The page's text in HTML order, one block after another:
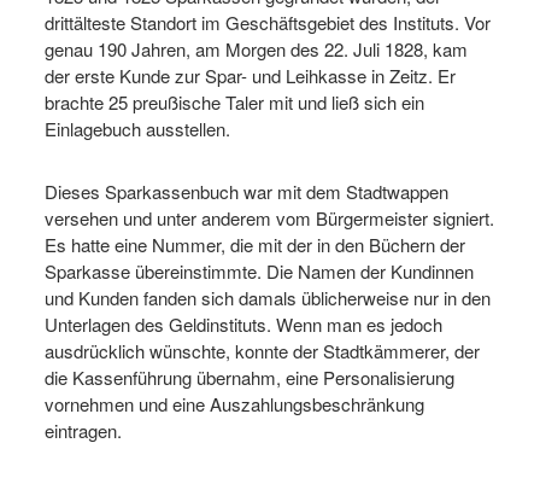
drittälteste Standort im Geschäftsgebiet des Instituts. Vor
genau 190 Jahren, am Morgen des 22. Juli 1828, kam
der erste Kunde zur Spar- und Leihkasse in Zeitz. Er
brachte 25 preußische Taler mit und ließ sich ein
Einlagebuch ausstellen.
Dieses Sparkassenbuch war mit dem Stadtwappen
versehen und unter anderem vom Bürgermeister signiert.
Es hatte eine Nummer, die mit der in den Büchern der
Sparkasse übereinstimmte. Die Namen der Kundinnen
und Kunden fanden sich damals üblicherweise nur in den
Unterlagen des Geldinstituts. Wenn man es jedoch
ausdrücklich wünschte, konnte der Stadtkämmerer, der
die Kassenführung übernahm, eine Personalisierung
vornehmen und eine Auszahlungsbeschränkung
eintragen.